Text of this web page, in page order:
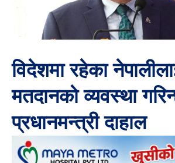
विदेशमा रहेका
मतदानको व्यवस्था
प्रधानमन्त्री दाहाल